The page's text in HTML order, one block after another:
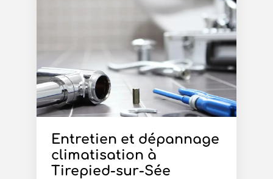
Entretien et dépannage
climatisation à
Tirepied-sur-Sée